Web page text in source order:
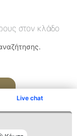
Live chat
στον κλάδο